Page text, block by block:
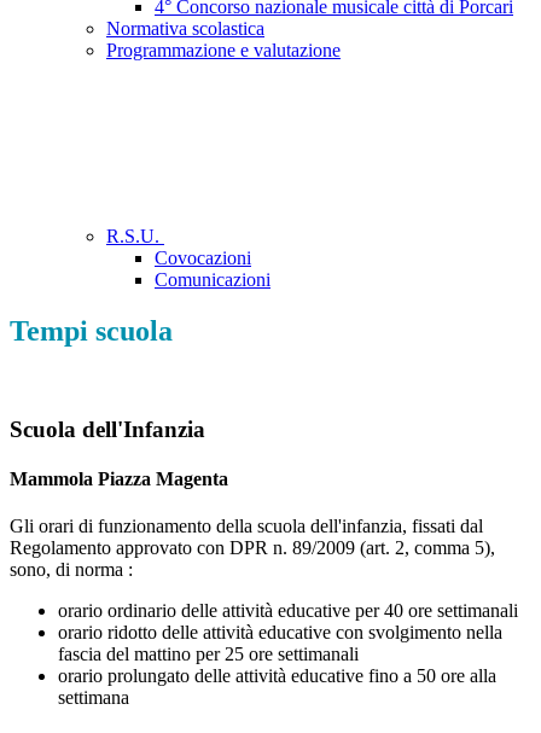
4° Concorso nazionale musicale città di Porcari
Normativa scolastica
Programmazione e valutazione
R.S.U.
Covocazioni
Comunicazioni
Tempi scuola
Scuola dell'Infanzia
Mammola Piazza Magenta
Gli orari di funzionamento della scuola dell'infanzia, fissati dal
Regolamento approvato con DPR n. 89/2009 (art. 2, comma 5),
sono, di norma :
orario ordinario delle attività educative per 40 ore settimanali
orario ridotto delle attività educative con svolgimento nella
fascia del mattino per 25 ore settimanali
orario prolungato delle attività educative fino a 50 ore alla
settimana